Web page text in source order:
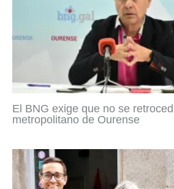
El BNG exige que no se
metropolitano de Ourense